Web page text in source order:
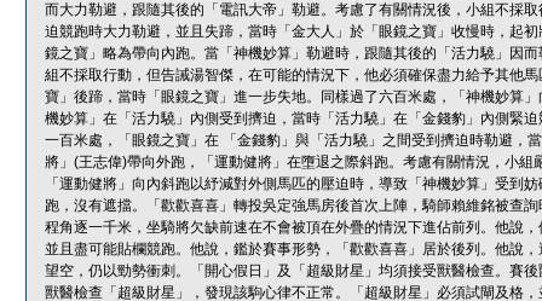
而大力勒避，跟隨其後的「電訊大帝」勒避。考慮了有關情況後，小組不採
迫競跑時大力勒避，並且失蹄，當時「金大人」於「眼鏡之寶」收慢時，起
鏡之寶」略為帶向內跑。當「神機妙算」勒避時，跟隨其後的「活力驍」因
組不採取行動，但告誡湯智傑，在可能的情況下，他必須確保盡力給予其他
寶」後蹄，當時「眼鏡之寶」進一步失地。同樣過了六百米處，「神機妙算
機妙算」在「活力驍」內側受到擠迫，當時「活力驍」在「金錢豹」內側緊
一百米處，「眼鏡之寶」在 「金錢豹」與「活力驍」之間受到擠迫時勒避，
將」(王志偉)帶向外跑，「運動健將」在墮退之際斜跑。考慮有關情況，小
「運動健將」向內斜跑以紓減對外側馬匹的壓迫時，導致「神機妙算」受到
跑，沒有遮擋。「歡歡喜喜」轉投吳定強馬房後首次上陣，騎師賴維銘被查
程角逐一千米，坐騎將欠缺前速在不會被頂在外疊的情況下進佔前列。他說
並且盡可能貼欄競跑。他說，鑑於賽事形勢，「歡歡喜喜」居於後列。他說
望空，仍以勁勢衝刺。「開心假日」及「超級財星」均須接受獸醫檢查。賽
獸醫檢查「超級財星」，發現該駒心律不正常。「超級財星」必須試閘及格